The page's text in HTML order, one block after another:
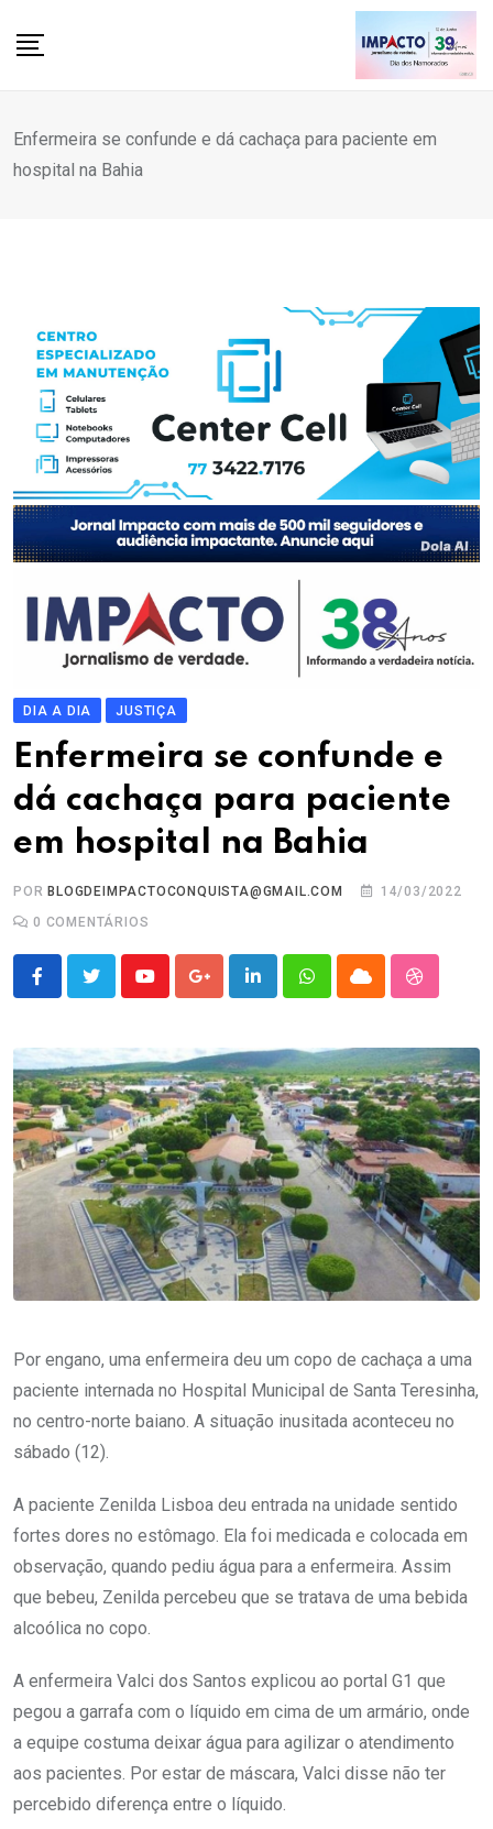
Enfermeira se confunde e dá cachaça para paciente em
hospital na Bahia
DIA A DIA JUSTIÇA
Enfermeira se confunde e
dá cachaça para paciente
em hospital na Bahia
POR BLOGDEIMPACTOCONQUISTA@GMAIL.COM
14/03/2022
0 COMENTÁRIOS
YoutubeGoogle+LinkedInWhatsappCloud
Por engano, uma enfermeira deu um copo de cachaça a uma
paciente internada no Hospital Municipal de Santa Teresinha,
no centro-norte baiano. A situação inusitada aconteceu no
sábado (12).
A paciente Zenilda Lisboa deu entrada na unidade sentido
fortes dores no estômago. Ela foi medicada e colocada em
observação, quando pediu água para a enfermeira. Assim
que bebeu, Zenilda percebeu que se tratava de uma bebida
alcoólica no copo.
A enfermeira Valci dos Santos explicou ao portal G1 que
pegou a garrafa com o líquido em cima de um armário, onde
a equipe costuma deixar água para agilizar o atendimento
aos pacientes. Por estar de máscara, Valci disse não ter
percebido diferença entre o líquido.